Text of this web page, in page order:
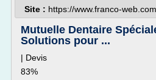
Site : https://www.franco-web.com
Mutuelle Dentaire
Solutions pour ...
| Devis
83%